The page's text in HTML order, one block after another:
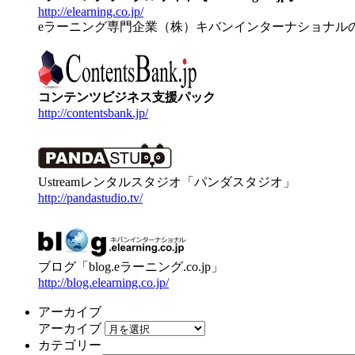
http://elearning.co.jp/
eラーニング専門企業（株）キバンインターナショナル
コンテンツビジネス支援パック
http://contentsbank.jp/
Ustreamレンタルスタジオ「パンダスタジオ」
http://pandastudio.tv/
ブログ「blog.eラーニング.co.jp」
http://blog.elearning.co.jp/
アーカイブ
アーカイブ
カテゴリー